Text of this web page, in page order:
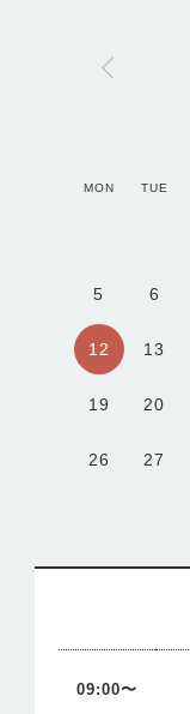
MON TUE
5 6
12 13
19 20
26 27
09:00〜